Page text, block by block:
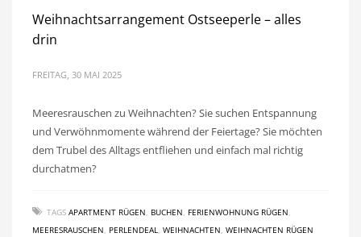
Weihnachtsarrangement Ostseeperle – alles
drin
FREITAG, 30 MAI 2025
Meeresrauschen zu Weihnachten? Sie suchen Entspannung
und Verwöhnmomente während der Feiertage? Sie möchten
dem Trubel des Alltags entfliehen und einfach mal richtig
durchatmen?
TAGS APARTMENT RÜGEN, BUCHEN, FERIENWOHNUNG RÜGEN,
MEERESRAUSCHEN, PERLENDEAL, WEIHNACHTEN, WEIHNACHTEN RÜGEN